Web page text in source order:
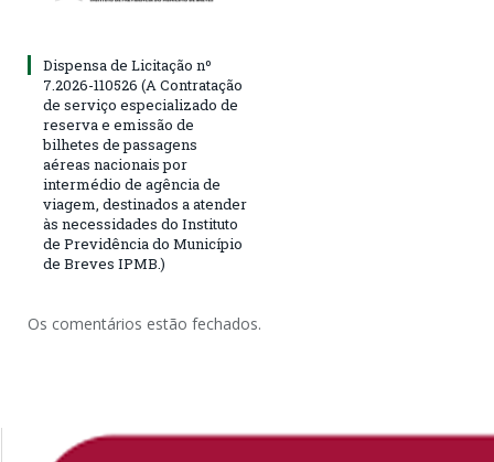
Dispensa de Licitação nº
7.2026-110526 (A Contratação
de serviço especializado de
reserva e emissão de
bilhetes de passagens
aéreas nacionais por
intermédio de agência de
viagem, destinados a atender
às necessidades do Instituto
de Previdência do Município
de Breves IPMB.)
Os comentários estão fechados.